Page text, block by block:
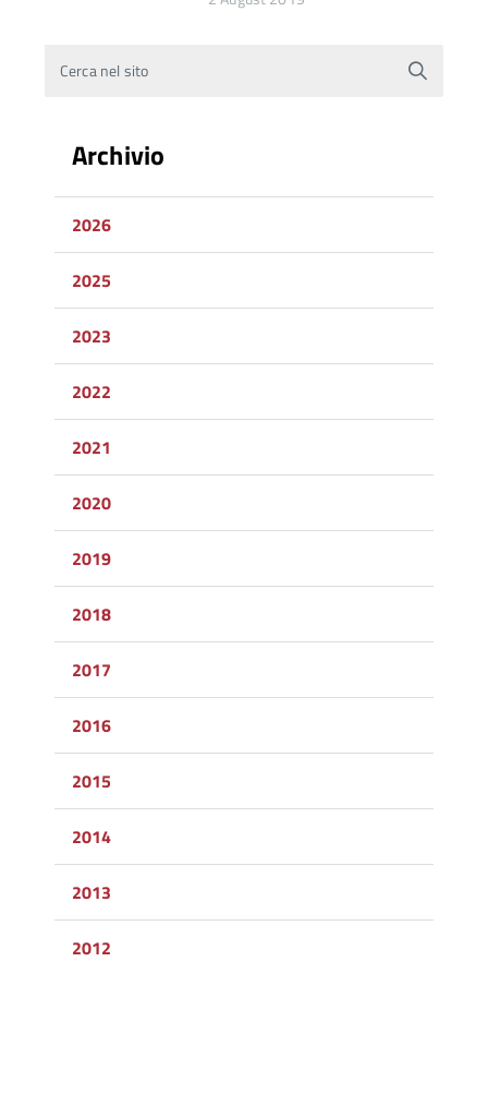
Cerca nel sito
Archivio
2026
2025
2023
2022
2021
2020
2019
2018
2017
2016
2015
2014
2013
2012